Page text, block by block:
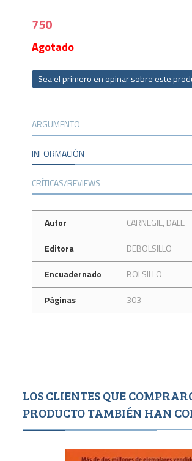
750
Agotado
Sea el primero en opinar sobre este
ARGUMENTO
INFORMACIÓN
CRÍTICAS/REVIEWS
Autor
CARNEGIE, DALE
Editora
DEBOLSILLO
Encuadernado
BOLSILLO
Páginas
303
LOS CLIENTES QUE
PRODUCTO TAMBIÉN HAN